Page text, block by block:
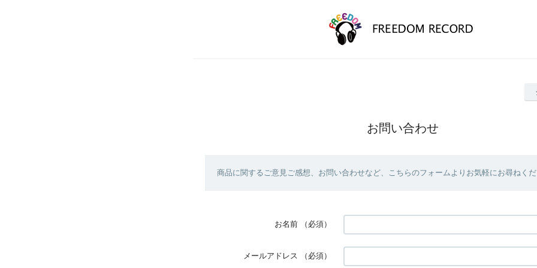
お問い合わせ
商品に関するご意見ご感想、お問い合わせなど、こちらのフォームよりお気軽にお尋ねくだ
お名前 （必須）
メールアドレス （必須）